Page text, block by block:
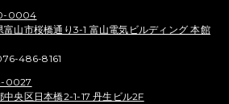
0004
富山市桜橋通り3-1 富山電気ビルディング 本館
486-8161
0027
中央区日本橋2-1-17 丹生ビル2F